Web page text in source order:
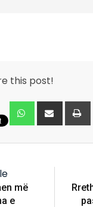
this post!
Whatsapp
Share
më
e